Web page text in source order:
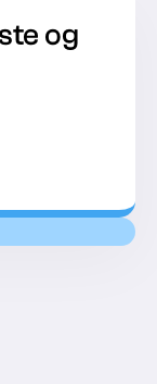
og